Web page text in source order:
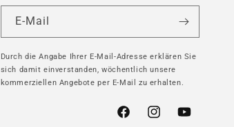
E-Mail
Durch die Angabe Ihrer E-Mail-Adresse erklären Sie
sich damit einverstanden, wöchentlich unsere
kommerziellen Angebote per E-Mail zu erhalten.
FacebookInstagramYouTube